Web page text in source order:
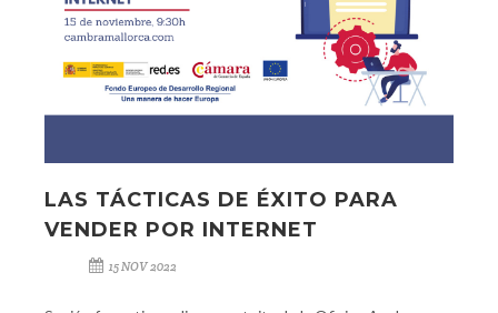
LAS TÁCTICAS DE ÉXITO PARA
VENDER POR INTERNET
15 NOV 2022